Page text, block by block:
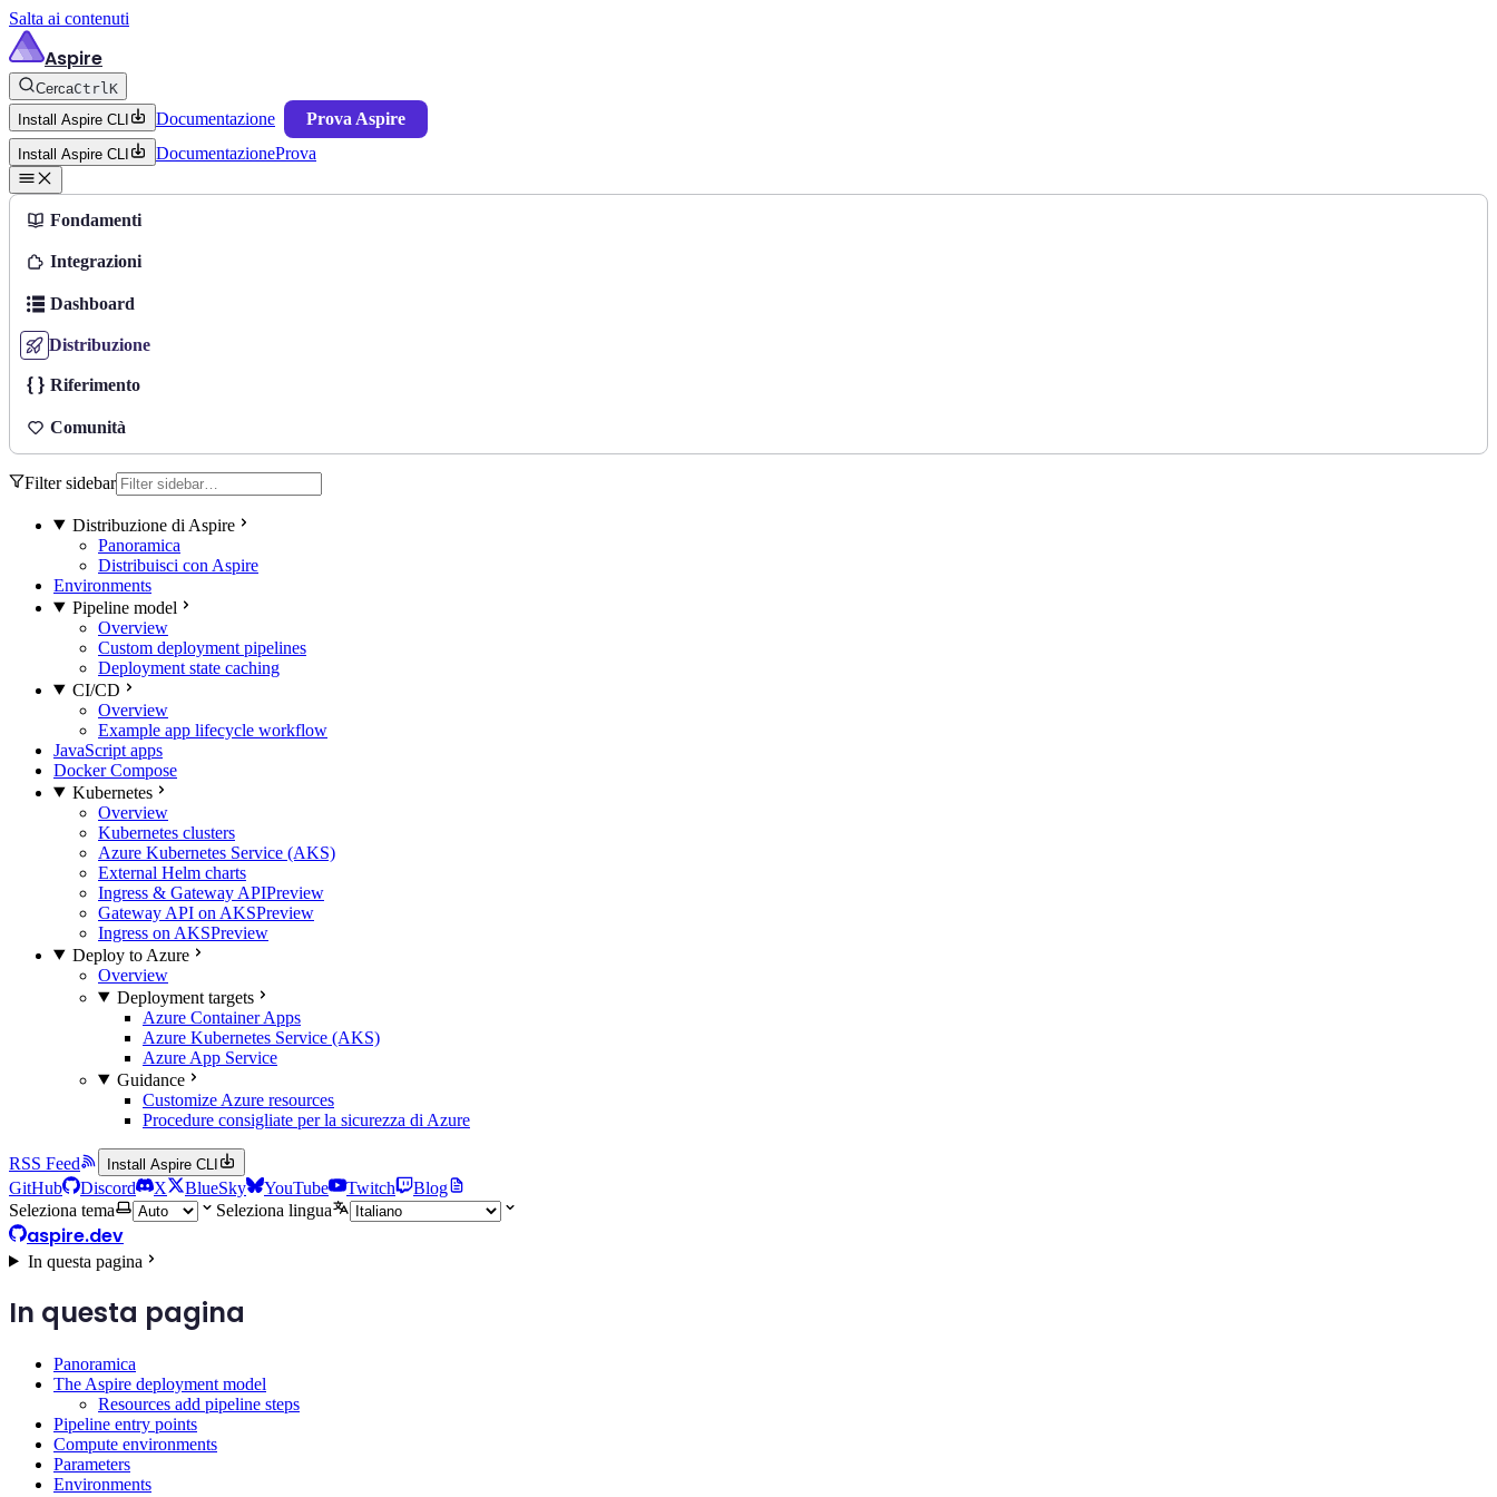
Salta ai contenuti
Aspire
CercaCtrlK
Install Aspire CLI
Documentazione Prova Aspire
Install Aspire CLI DocumentazioneProva
Fondamenti
Integrazioni
Dashboard
Distribuzione
Riferimento
Comunità
Filter sidebar
Distribuzione di Aspire
Panoramica
Distribuisci con Aspire
Environments
Pipeline model
Overview
Custom deployment pipelines
Deployment state caching
CI/CD
Overview
Example app lifecycle workflow
JavaScript apps
Docker Compose
Kubernetes
Overview
Kubernetes clusters
Azure Kubernetes Service (AKS)
External Helm charts
Ingress & Gateway APIPreview
Gateway API on AKSPreview
Ingress on AKSPreview
Deploy to Azure
Overview
Deployment targets
Azure Container Apps
Azure Kubernetes Service (AKS)
Azure App Service
Guidance
Customize Azure resources
Procedure consigliate per la sicurezza di Azure
RSS Feed Install Aspire CLI
GitHub Discord X BlueSky YouTube Twitch
Blog
Seleziona tema
Seleziona lingua
aspire.dev
In questa pagina
In questa pagina
Panoramica
The Aspire deployment model
Resources add pipeline steps
Pipeline entry points
Compute environments
Parameters
Environments